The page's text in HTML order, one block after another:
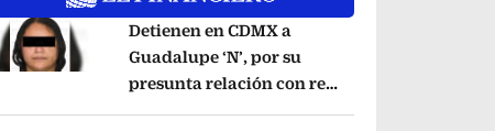
Opens in new window
Detienen en CDMX a
Guadalupe ‘N’, por su
presunta relación con red